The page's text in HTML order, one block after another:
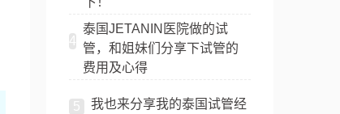
4
泰国JETANIN医院做的试
管，和姐妹们分享下试管的
费用及心得
5
我也来分享我的泰国试管经